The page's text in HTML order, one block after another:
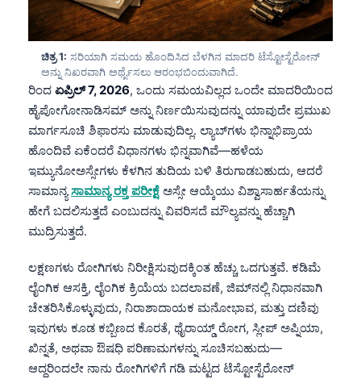
ಚಿತ್ರ 1: ಸರಿಯಾಗಿ ಸಮಯ ಹೊಂದಿಸಿದ ಬೆಳಗಿನ ಮಾದರಿ ಟೆಸ್ಟೋಸ್ಟೆರೋನ್
ಅನ್ನು ನಿಖರವಾಗಿ ಅರ್ಥೈಸಲು ಆರಂಭಬಿಂದುವಾಗಿದೆ.
ರಿಂದ ಏಪ್ರಿಲ್ 7, 2026, ಒಂದು ಸಮಯವಿಲ್ಲದ ಒಂದೇ ಮಾದರಿಯಿಂದ
ಹೈಪೋಗೋನಾಡಿಸಮ್ ಅನ್ನು ನಿರ್ಣಯಿಸುವುದನ್ನು ಯಾವುದೇ ಪ್ರಮುಖ
ಮಾರ್ಗಸೂಚಿ ಶಿಫಾರಸು ಮಾಡುವುದಿಲ್ಲ. ಲ್ಯಾಬ್‌ಗಳು ಭಿನ್ನಾಭಿಪ್ರಾಯ
ಹೊಂದಿವೆ ಏಕೆಂದರೆ ವಿಧಾನಗಳು ಭಿನ್ನವಾಗಿವೆ—ಹಳೆಯ
ಇಮ್ಯುನೋಅಸ್ಸೇಗಳು ಕೆಳಗಿನ ತುದಿಯ ಬಳಿ ತಿರುಗಾಡಬಹುದು, ಆದರೆ
ಸಾಮಾನ್ಯಸಾಮಾನ್ಯ ರಕ್ತ ಪರೀಕ್ಷೆ ಅಸ್ಸೇ ಆಯ್ಕೆಯು ವಿಶ್ವಾಸಾರ್ಹತೆಯನ್ನು
ಹೇಗೆ ಬದಲಿಸುತ್ತದೆ ಎಂಬುದನ್ನು ವಿವರಿಸದೆ ಮೌಲ್ಯವನ್ನು ಹೆಚ್ಚಾಗಿ
ಮುದ್ರಿಸುತ್ತದೆ.
ಲಕ್ಷಣಗಳು ರೋಗಿಗಳು ನಿರೀಕ್ಷಿಸುವುದಕ್ಕಿಂತ ಹೆಚ್ಚು ಒದಗುತ್ತವೆ. ಕಡಿಮೆ
ಲೈಂಗಿಕ ಆಸಕ್ತಿ, ಲೈಂಗಿಕ ಕ್ರಿಯೆಯ ಬದಲಾವಣೆ, ಜಿಮ್‌ನಲ್ಲಿ ನಿಧಾನವಾಗಿ
ಚೇತರಿಸಿಕೊಳ್ಳುವುದು, ನಿರಾಶಾದಾಯಕ ಮನೋಭಾವ, ಮತ್ತು ದಣಿವು
ಇವುಗಳು ಕೂಡ ಕಬ್ಬಿಣದ ಕೊರತೆ, ಥೈರಾಯ್ಡ್ ರೋಗ, ಸ್ಲೀಪ್ ಅಪ್ನಿಯಾ,
ಖಿನ್ನತೆ, ಅಥವಾ ಔಷಧಿ ಪರಿಣಾಮಗಳನ್ನು ಸೂಚಿಸಬಹುದು—
ಆದ್ದರಿಂದಲೇ ನಾನು ರೋಗಿಗಳಿಗೆ ಗಡಿ ಮಟ್ಟದ ಟೆಸ್ಟೋಸ್ಟೆರೋನ್